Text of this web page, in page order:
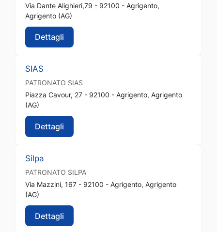
Via Dante Alighieri,79 - 92100 - Agrigento,
Agrigento (AG)
Dettagli
SIAS
PATRONATO SIAS
Piazza Cavour, 27 - 92100 - Agrigento, Agrigento
(AG)
Dettagli
Silpa
PATRONATO SILPA
Via Mazzini, 167 - 92100 - Agrigento, Agrigento
(AG)
Dettagli